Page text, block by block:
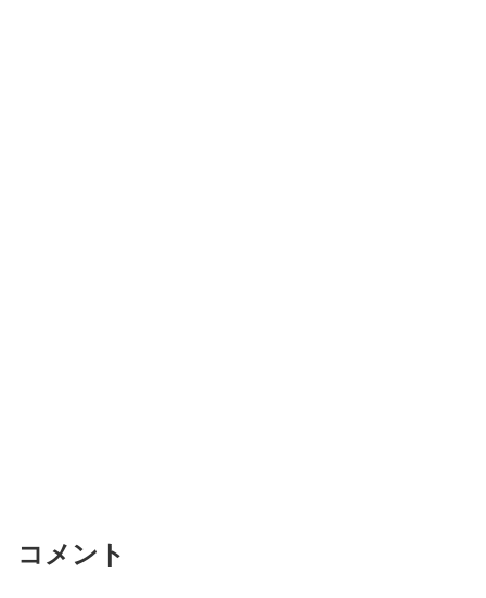
コメント